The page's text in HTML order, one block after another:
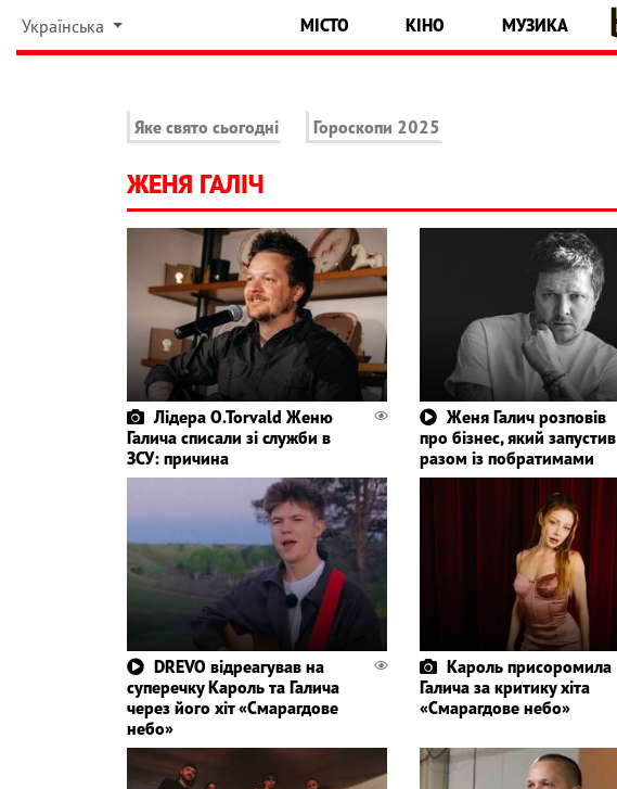
Українська МІСТО КІНО МУЗИКА
Яке свято сьогодні Гороскопи 2025
ЖЕНЯ ГАЛІЧ
Лідера O.Torvald Женю
Галича списали зі служби в
ЗСУ: причина
Женя Галич розповів
про бізнес, який запустив
разом із побратимами
DREVO відреагував на
суперечку Кароль та Галича
через його хіт «Смарагдове
небо»
Кароль присоромила
Галича за критику хіта
«Смарагдове небо»